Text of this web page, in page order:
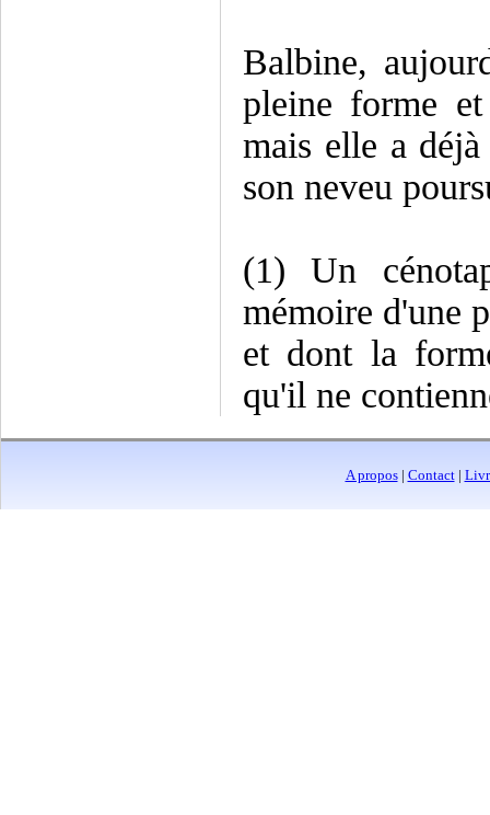
Balbine,
pleine forme
mais elle a
son neveu
(1) Un
mémoire d'une
et dont la
qu'il ne
A propos| Contact|